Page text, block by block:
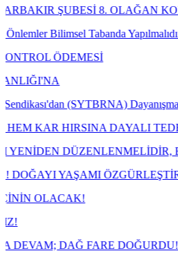
8. OLAĞAN KONGRE İLANI
Tabanda Yapılmalıdır!
Dayanışma Mesajı
DAYALI TEDBİRSİZLİK
BU
ÖZGÜRLEŞTİRELİM!
FARE DOĞURDU!